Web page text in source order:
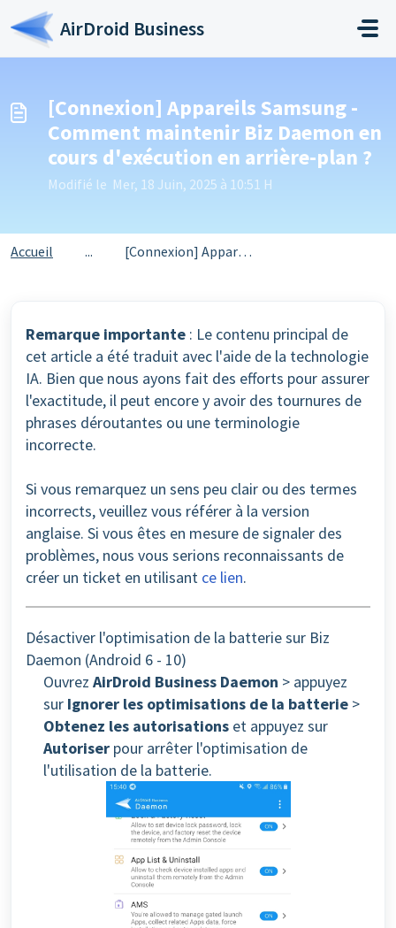
Passer au contenu principal
AirDroid Business
[Connexion] Appareils Samsung -
Comment maintenir Biz Daemon en
cours d'exécution en arrière-plan ?
Modifié le Mer, 18 Juin, 2025 à 10:51 H
Accueil ... [Connexion] Appareils Samsung - Comment maintenir Biz Dae...
Remarque importante : Le contenu principal de
cet article a été traduit avec l'aide de la technologie
IA. Bien que nous ayons fait des efforts pour assurer
l'exactitude, il peut encore y avoir des tournures de
phrases déroutantes ou une terminologie
incorrecte.
Si vous remarquez un sens peu clair ou des termes
incorrects, veuillez vous référer à la version
anglaise. Si vous êtes en mesure de signaler des
problèmes, nous vous serions reconnaissants de
créer un ticket en utilisant ce lien.
Désactiver l'optimisation de la batterie sur Biz
Daemon (Android 6 - 10)
Ouvrez AirDroid Business Daemon > appuyez
sur Ignorer les optimisations de la batterie >
Obtenez les autorisations et appuyez sur
Autoriser pour arrêter l'optimisation de
l'utilisation de la batterie.